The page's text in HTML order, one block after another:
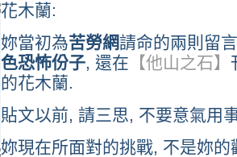
花木蘭:
妳當初為苦勞網請命的兩則留
色恐怖份子, 還在 【他山之石】
的花木蘭.
貼文以前, 請三思, 不要意氣用
妳現在所面對的挑戰, 不是妳